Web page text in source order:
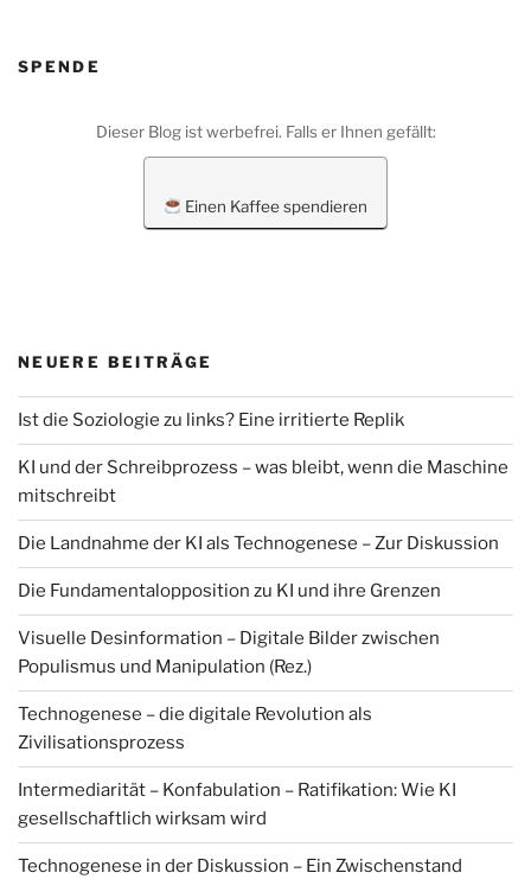
SPENDE
Dieser Blog ist werbefrei. Falls er Ihnen gefällt:
Einen Kaffee spendieren
NEUERE BEITRÄGE
Ist die Soziologie zu links? Eine irritierte Replik
KI und der Schreibprozess – was bleibt, wenn die Maschine
mitschreibt
Die Landnahme der KI als Technogenese – Zur Diskussion
Die Fundamentalopposition zu KI und ihre Grenzen
Visuelle Desinformation – Digitale Bilder zwischen
Populismus und Manipulation (Rez.)
Technogenese – die digitale Revolution als
Zivilisationsprozess
Intermediarität – Konfabulation – Ratifikation: Wie KI
gesellschaftlich wirksam wird
Technogenese in der Diskussion – Ein Zwischenstand